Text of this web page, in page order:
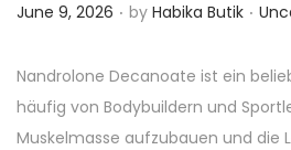
P
s
t
e
June 9, 2026 . by Habika Butik . P
s
t
e
Nandrolone Decanoate ist ein
häufig von Bodybuildern und
Muskelmasse aufzubauen und die